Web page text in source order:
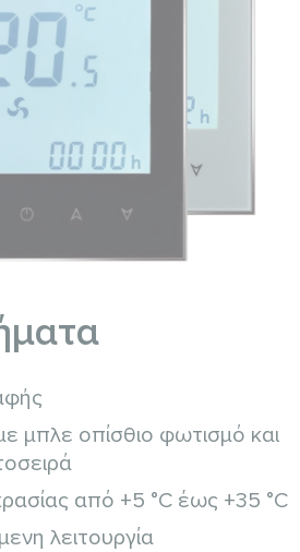
μπλε οπίσθιο φωτισμό και
από +5 °C έως +35 °C
λειτουργία